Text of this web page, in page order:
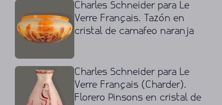
Charles Schneider para Le
Verre Français. Tazón en
cristal de camafeo naranja
Charles Schneider para Le
Verre Français (Charder).
Florero Pinsons en cristal de